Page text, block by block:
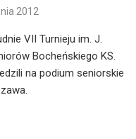
2012
VII Turnieju im. J.
Bocheńskiego KS.
na podium seniorskie